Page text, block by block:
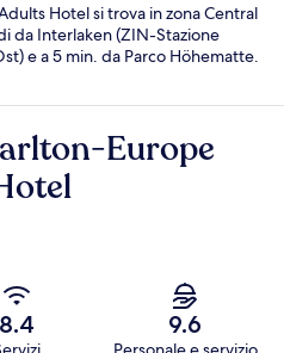
Hotel si trova in zona Central
da Interlaken (ZIN-Stazione
e a 5 min. da Parco Höhematte.
Europe
8.4 9.6